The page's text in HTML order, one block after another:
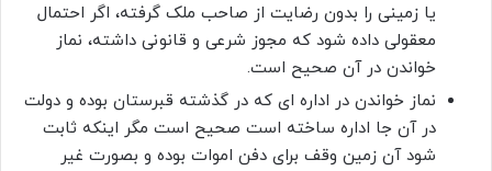
یا زمینی را بدون رضایت از صاحب ملک گرفته، اگر احتمال
معقولی داده شود که مجوز شرعی و قانونی داشته، نماز
خواندن در آن صحیح است.
نماز خواندن در اداره ای که در گذشته قبرستان بوده و دولت
در آن جا اداره ساخته است صحیح است مگر اینکه ثابت
شود آن زمین وقف برای دفن اموات بوده و بصورت غیر